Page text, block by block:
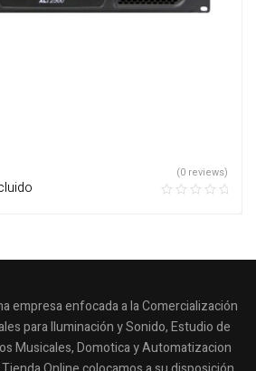
(0 reviews)
empresa enfocada a la Comercialización
para Iluminación y Sonido, Estudio de
Musicales, Domotica y Automatizacion